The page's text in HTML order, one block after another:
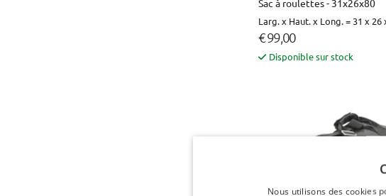
Sac à roulettes - 31x26x80
Larg. x Haut. x Long. = 31 x 26
€ 99,00
Disponible sur stock
Nous utilisons des cookies